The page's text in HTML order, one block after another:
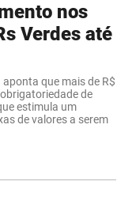
nos
Verdes até
que mais de R$
de
estimula um
de valores a serem